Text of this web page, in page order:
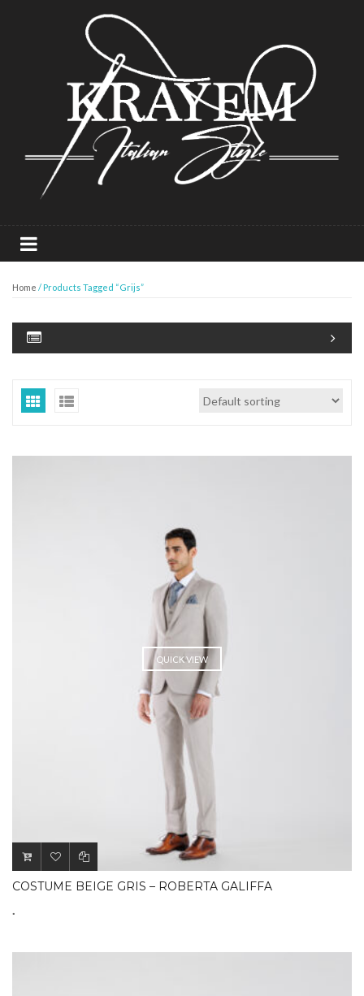
Home / Products Tagged “Grijs”
QUICK VIEW
COSTUME BEIGE GRIS – ROBERTA GALIFFA
.